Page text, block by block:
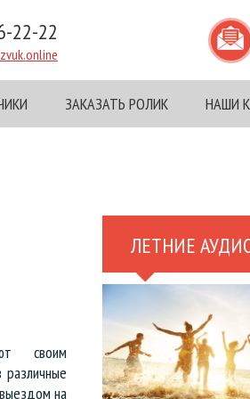
22-22
ЗАКАЗАТЬ РОЛИК НАШИ
своим
на
ЛЕТНИЕ